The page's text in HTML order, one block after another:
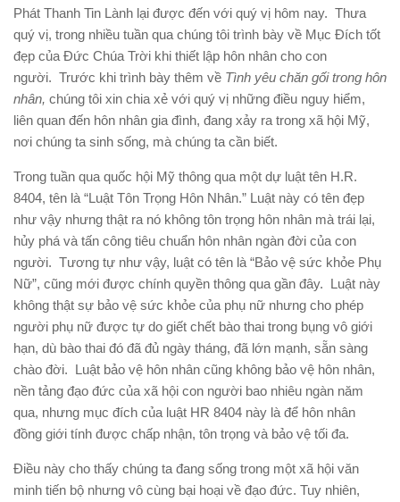
Phát Thanh Tin Lành lại được đến với quý vị hôm nay. Thưa
quý vị, trong nhiều tuần qua chúng tôi trình bày về Mục Đích tốt
đẹp của Đức Chúa Trời khi thiết lập hôn nhân cho con
người. Trước khi trình bày thêm về Tình yêu chăn gối trong hôn
nhân, chúng tôi xin chia xẻ với quý vị những điều nguy hiểm,
liên quan đến hôn nhân gia đình, đang xảy ra trong xã hội Mỹ,
nơi chúng ta sinh sống, mà chúng ta cần biết.
Trong tuần qua quốc hội Mỹ thông qua một dự luật tên H.R.
8404, tên là “Luật Tôn Trọng Hôn Nhân.” Luật này có tên đẹp
như vậy nhưng thật ra nó không tôn trọng hôn nhân mà trái lại,
hủy phá và tấn công tiêu chuẩn hôn nhân ngàn đời của con
người. Tương tự như vậy, luật có tên là “Bảo vệ sức khỏe Phụ
Nữ”, cũng mới được chính quyền thông qua gần đây. Luật này
không thật sự bảo vệ sức khỏe của phụ nữ nhưng cho phép
người phụ nữ được tự do giết chết bào thai trong bụng vô giới
hạn, dù bào thai đó đã đủ ngày tháng, đã lớn mạnh, sẵn sàng
chào đời. Luật bảo vệ hôn nhân cũng không bảo vệ hôn nhân,
nền tảng đạo đức của xã hội con người bao nhiêu ngàn năm
qua, nhưng mục đích của luật HR 8404 này là để hôn nhân
đồng giới tính được chấp nhận, tôn trọng và bảo vệ tối đa.
Điều này cho thấy chúng ta đang sống trong một xã hội văn
minh tiến bộ nhưng vô cùng bại hoại về đạo đức. Tuy nhiên,